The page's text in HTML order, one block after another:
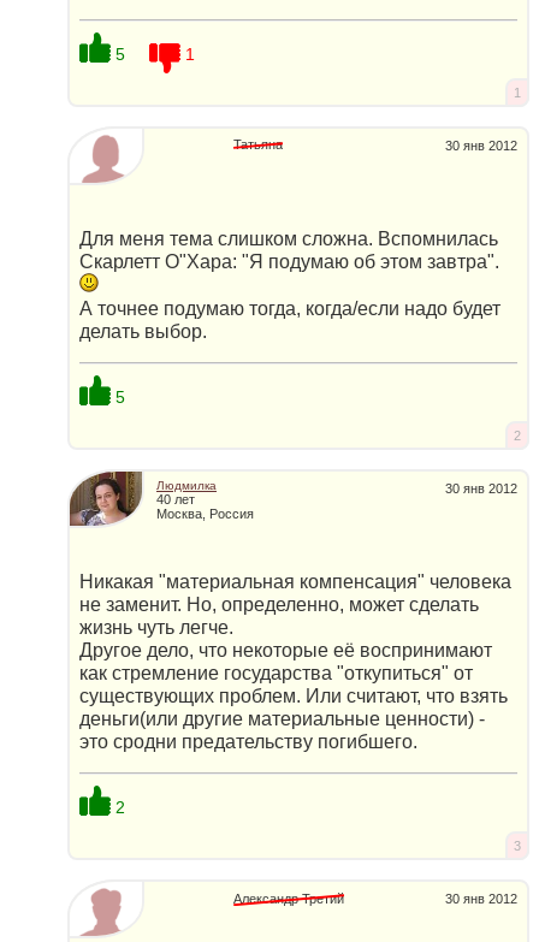
5 1
1
30 янв 2012
Татьяна
Для меня тема слишком сложна. Вспомнилась
Скарлетт О"Хара: "Я подумаю об этом завтра".
А точнее подумаю тогда, когда/если надо будет
делать выбор.
5
2
30 янв 2012
Людмилка
40 лет
Москва, Россия
Никакая "материальная компенсация" человека
не заменит. Но, определенно, может сделать
жизнь чуть легче.
Другое дело, что некоторые её воспринимают
как стремление государства "откупиться" от
существующих проблем. Или считают, что взять
деньги(или другие материальные ценности) -
это сродни предательству погибшего.
2
3
30 янв 2012
Александр Третий